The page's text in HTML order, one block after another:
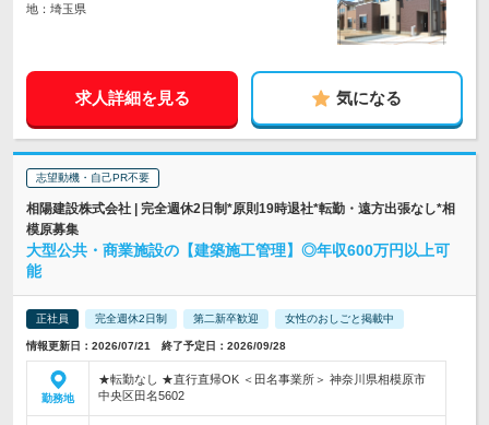
地：埼玉県
求人詳細を見る 気になる
志望動機・自己PR不要
相陽建設株式会社 | 完全週休2日制*原則19時退社*転勤・遠方出張なし*相
模原募集
大型公共・商業施設の【建築施工管理】◎年収600万円以上可
能
正社員 完全週休2日制 第二新卒歓迎 女性のおしごと掲載中
情報更新日：2026/07/21 終了予定日：2026/09/28
勤務地
★転勤なし ★直行直帰OK ＜田名事業所＞ 神奈川県相模原市
中央区田名5602